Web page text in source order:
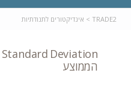
TRADE2
> אינדיקטורים לתנודתיות
הממוצע